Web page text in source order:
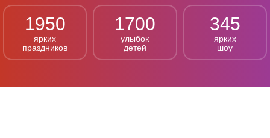
1950
ярких
праздников
1700
улыбок
детей
345
ярких
шоу